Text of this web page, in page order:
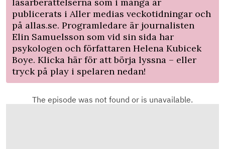
läsarberättelserna som i många år
publicerats i Aller medias veckotidningar och
på allas.se. Programledare är journalisten
Elin Samuelsson som vid sin sida har
psykologen och författaren Helena Kubicek
Boye. Klicka här för att börja lyssna – eller
tryck på play i spelaren nedan!